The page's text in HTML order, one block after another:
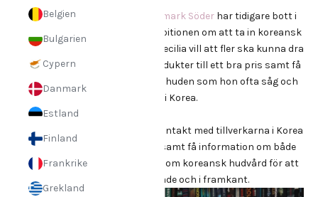
Belgien
Bulgarien
Cypern
Danmark
Estland
Finland
Frankrike
Grekland
GLOWiD’s grundare Cecilia Ortmark Söder har tidigare bott i
Seoul, Korea och det var där ambitionen om att ta in koreansk
hudvård till Sverige växte fram. Cecilia vill att fler ska kunna dra
nytta av effektiva och milda produkter till ett bra pris samt få
den berömda jämna, strålande huden som hon ofta såg och
upplevde i Korea.
På GLOWiD har vi kontinuerlig kontakt med tillverkarna i Korea
för att få testa nya produkter samt få information om både
nya trender och innovationer inom koreansk hudvård för att
alltid vara uppdaterade och i framkant.